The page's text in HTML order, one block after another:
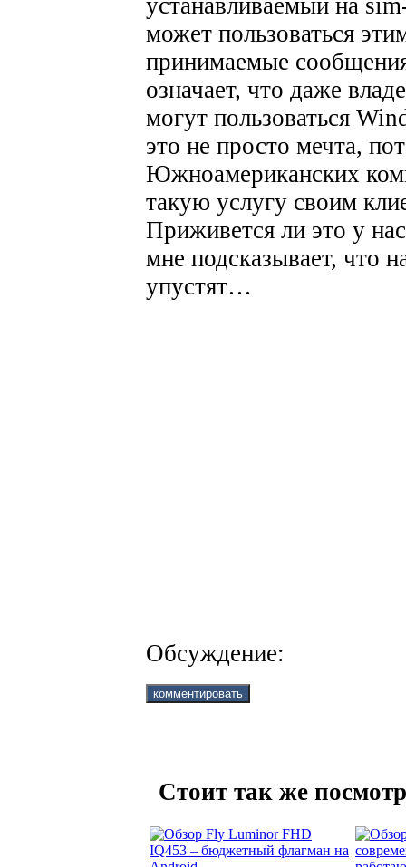
устанавливаемый на
может пользоваться
принимаемые
означает, что даже
могут пользоваться
это не просто мечта,
Южноамериканских
такую услугу своим
Приживется ли это у
мне подсказывает, что
упустят…
Обсуждение:
Стоит так же